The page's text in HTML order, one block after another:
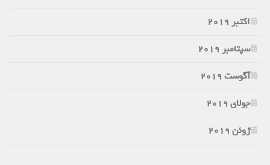
اکتبر 2019
سپتامبر 2019
آگوست 2019
جولای 2019
ژوئن 2019